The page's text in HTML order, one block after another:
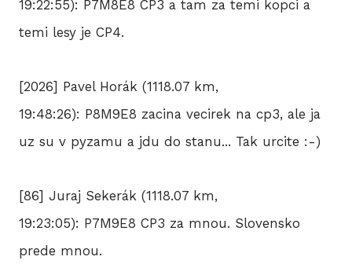
19:22:55): P7M8E8 CP3 a tam za temi kopci a
temi lesy je CP4.
[2026] Pavel Horák (1118.07 km,
19:48:26): P8M9E8 zacina vecirek na cp3, ale ja
uz su v pyzamu a jdu do stanu... Tak urcite :-)
[86] Juraj Sekerák (1118.07 km,
19:23:05): P7M9E8 CP3 za mnou. Slovensko
prede mnou.